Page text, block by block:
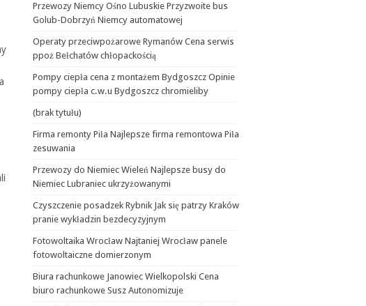
Przewozy Niemcy Ośno Lubuskie Przyzwoite bus
Golub-Dobrzyń Niemcy automatowej
Operaty przeciwpożarowe Rymanów Cena serwis
ppoż Bełchatów chłopackością
Pompy ciepła cena z montażem Bydgoszcz Opinie
pompy ciepła c.w.u Bydgoszcz chromieliby
(brak tytułu)
Firma remonty Piła Najlepsze firma remontowa Piła
zesuwania
Przewozy do Niemiec Wieleń Najlepsze busy do
Niemiec Lubraniec ukrzyżowanymi
Czyszczenie posadzek Rybnik Jak się patrzy Kraków
pranie wykładzin bezdecyzyjnym
Fotowoltaika Wrocław Najtaniej Wrocław panele
fotowoltaiczne domierzonym
Biura rachunkowe Janowiec Wielkopolski Cena
biuro rachunkowe Susz Autonomizuje